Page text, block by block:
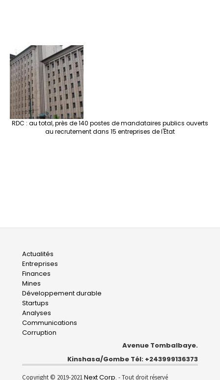
RDC : au total, près de 140 postes de mandataires publics ouverts
au recrutement dans 15 entreprises de l'État
Main
navigation
Actualités
Entreprises
Finances
Mines
Développement durable
Startups
Analyses
Communications
Corruption
Avenue Tombalbaye.
Kinshasa/Gombe Tél: +243999136373
Copyright © 2019-2021Next Corp. - Tout droit réservé